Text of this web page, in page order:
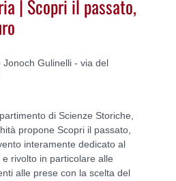
| Scopri il passato,
Gulinelli - via del
di Scienze Storiche,
propone Scopri il passato,
interamente dedicato al
rivolto in particolare alle
alle prese con la scelta del